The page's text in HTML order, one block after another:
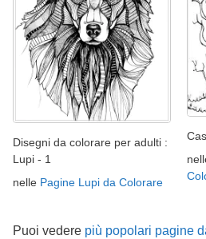
Disegni da colorare per adulti :
Lupi - 1
nelle Pagine Lupi da Colorare
Puoi vedere più popolari pagine